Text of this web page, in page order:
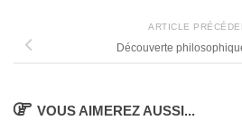
ARTICLE
Découverte
VOUS AIMEREZ AUSSI...